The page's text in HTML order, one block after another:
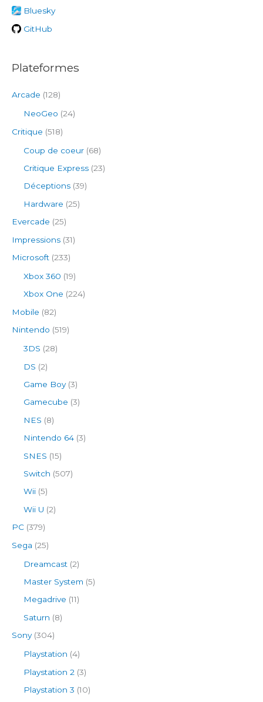
e
r
Bluesky
GitHub
Plateformes
Arcade (128)
NeoGeo (24)
Critique (518)
Coup de coeur (68)
Critique Express (23)
Déceptions (39)
Hardware (25)
Evercade (25)
Impressions (31)
Microsoft (233)
Xbox 360 (19)
Xbox One (224)
Mobile (82)
Nintendo (519)
3DS (28)
DS (2)
Game Boy(3)
Gamecube (3)
NES (8)
Nintendo 64 (3)
SNES (15)
Switch (507)
Wii (5)
Wii U (2)
PC (379)
Sega (25)
Dreamcast (2)
Master System (5)
Megadrive (11)
Saturn (8)
Sony(304)
Playstation (4)
Playstation 2 (3)
Playstation 3 (10)